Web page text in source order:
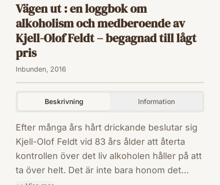
Vägen ut : en loggbok om
alkoholism och medberoende av
Kjell-Olof Feldt – begagnad till lågt
pris
Inbunden, 2016
Beskrivning Information
Efter många års hårt drickande beslutar sig
Kjell-Olof Feldt vid 83 års ålder att återta
kontrollen över det liv alkoholen håller på att
ta över helt. Det är inte bara honom det